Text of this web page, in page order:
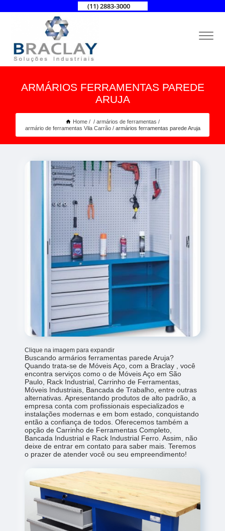
(11) 2883-3000
ARMÁRIOS FERRAMENTAS PAREDE
ARUJA
Home
armários de ferramentas
armário de ferramentas Vila Carrão
armários ferramentas parede Aruja
Clique na imagem para expandir
Buscando armários ferramentas parede Aruja?
Quando trata-se de Móveis Aço, com a Braclay , você
encontra serviços como o de Móveis Aço em São
Paulo, Rack Industrial, Carrinho de Ferramentas,
Móveis Industriais, Bancada de Trabalho, entre outras
alternativas. Apresentando produtos de alto padrão, a
empresa conta com profissionais especializados e
instalações modernas e em bom estado, conquistando
então a confiança de todos. Oferecemos também a
opção de Carrinho de Ferramentas Completo,
Bancada Industrial e Rack Industrial Ferro. Assim, não
deixe de entrar em contato para saber mais. Teremos
o prazer de atender você ou seu empreendimento!